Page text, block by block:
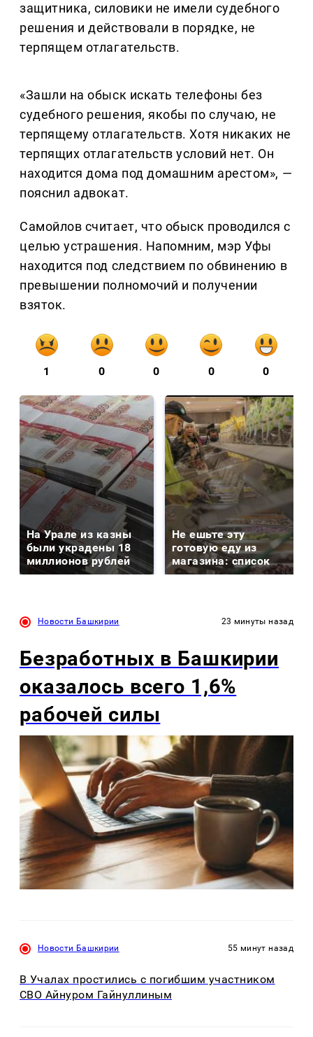
защитника, силовики не имели судебного
решения и действовали в порядке, не
терпящем отлагательств.
«Зашли на обыск искать телефоны без
судебного решения, якобы по случаю, не
терпящему отлагательств. Хотя никаких не
терпящих отлагательств условий нет. Он
находится дома под домашним арестом», —
пояснил адвокат.
Самойлов считает, что обыск проводился с
целью устрашения. Напомним, мэр Уфы
находится под следствием по обвинению в
превышении полномочий и получении
взяток.
1 0 0 0 0
На Урале из казны
были украдены 18
миллионов рублей
Не ешьте эту
готовую еду из
магазина: список
Новости Башкирии 23 минуты назад
Безработных в Башкирии
оказалось всего 1,6%
рабочей силы
Новости Башкирии 55 минут назад
В Учалах простились с погибшим участником
СВО Айнуром Гайнуллиным